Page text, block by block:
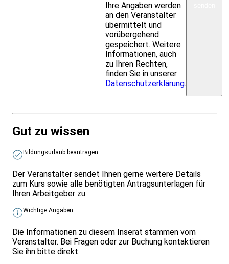
Ihre Angaben werden
an den Veranstalter
übermittelt und
vorübergehend
gespeichert. Weitere
Informationen, auch
zu Ihren Rechten,
finden Sie in unserer
Datenschutzerklärung.
Gut zu wissen
Bildungsurlaub beantragen
Der Veranstalter sendet Ihnen gerne weitere Details
zum Kurs sowie alle benötigten Antragsunterlagen für
Ihren Arbeitgeber zu.
Wichtige Angaben
Die Informationen zu diesem Inserat stammen vom
Veranstalter. Bei Fragen oder zur Buchung kontaktieren
Sie ihn bitte direkt.